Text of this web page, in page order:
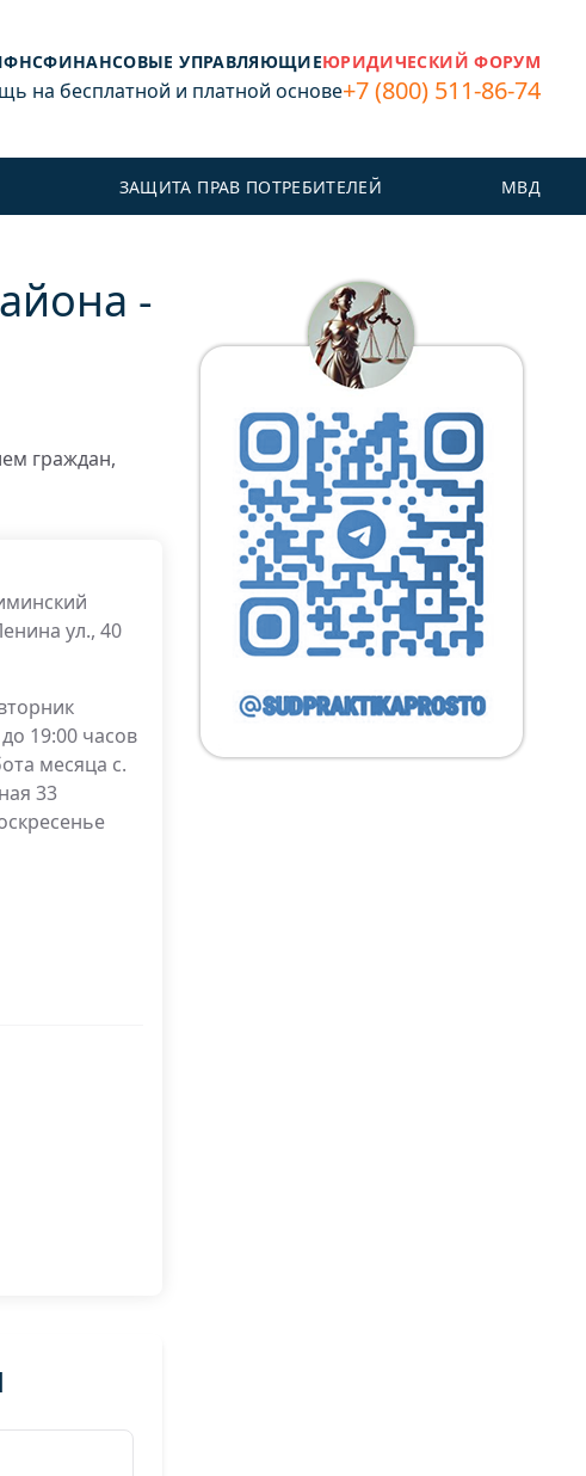
ФИНАНСОВЫЕ УПРАВЛЯЮЩИЕЮРИДИЧЕСКИЙ ФОРУМ
на бесплатной и платной основе+7 (800) 511-86-74
ЗАЩИТА ПРАВ ПОТРЕБИТЕЛЕЙ МВД
-
граждан,
ул., 40
19:00 часов
месяца с.
33